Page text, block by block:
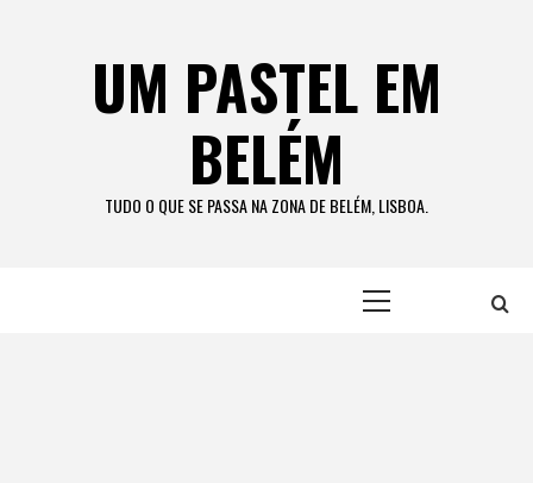
UM PASTEL EM
BELÉM
TUDO O QUE SE PASSA NA ZONA DE BELÉM, LISBOA.